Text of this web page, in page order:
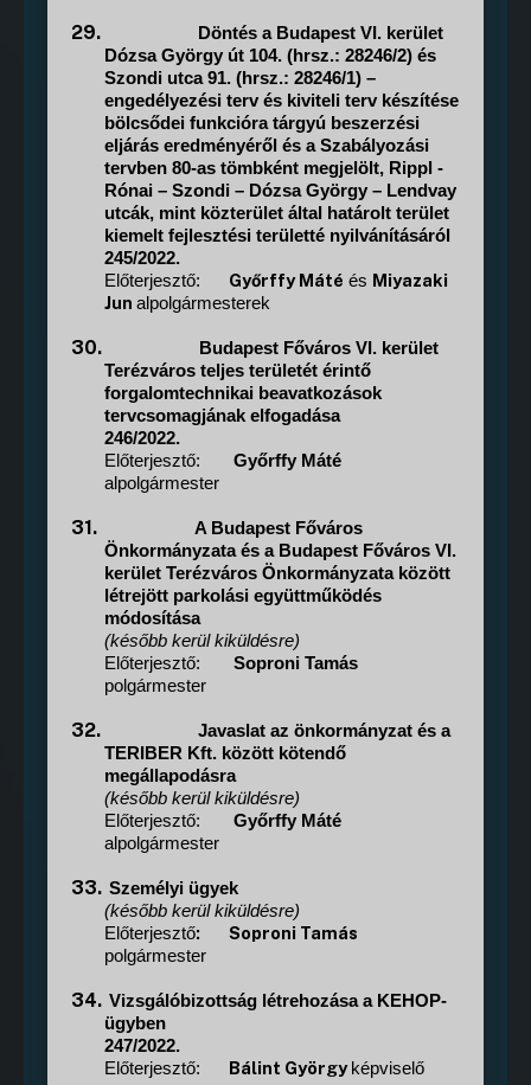
29.
Döntés a Budapest VI. kerület
Dózsa György út 104. (hrsz.: 28246/2) és
Szondi utca 91. (hrsz.: 28246/1) –
engedélyezési terv és kiviteli terv készítése
bölcsődei funkcióra tárgyú beszerzési
eljárás eredményéről és a Szabályozási
tervben 80-as tömbként megjelölt, Rippl -
Rónai – Szondi – Dózsa György – Lendvay
utcák, mint közterület által határolt terület
kiemelt fejlesztési területté nyilvánításáról
245/2022.
Előterjesztő:
Győrffy Máté és Miyazaki
Junalpolgármesterek
30.
Budapest Főváros VI. kerület
Terézváros teljes területét érintő
forgalomtechnikai beavatkozások
tervcsomagjának elfogadása
246/2022.
Előterjesztő:
Győrffy Máté
alpolgármester
31.
A Budapest Főváros
Önkormányzata és a Budapest Főváros VI.
kerület Terézváros Önkormányzata között
létrejött parkolási együttműködés
módosítása
(később kerül kiküldésre)
Előterjesztő:
Soproni Tamás
polgármester
32.
Javaslat az önkormányzat és a
TERIBER Kft. között kötendő
megállapodásra
(később kerül kiküldésre)
Előterjesztő:
Győrffy Máté
alpolgármester
33. Személyi ügyek
(később kerül kiküldésre)
Előterjesztő: Soproni Tamás
polgármester
34. Vizsgálóbizottság létrehozása a KEHOP-
ügyben
247/2022.
Előterjesztő:
Bálint György képviselő